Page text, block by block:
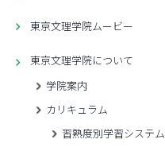
東京文理学院ムービー
東京文理学院について
学院案内
カリキュラム
習熟度別学習システム